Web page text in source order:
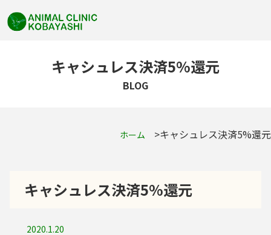
キャシュレス決済5%還元
BLOG
ホーム キャシュレス決済5%還元
キャシュレス決済5%還元
2020.1.20